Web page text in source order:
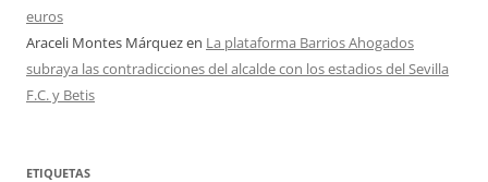
euros
Araceli Montes Márquezen La plataforma Barrios Ahogados
subraya las contradicciones del alcalde con los estadios del Sevilla
F.C. y Betis
ETIQUETAS